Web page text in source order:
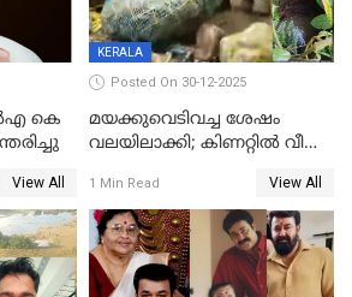
View All
KERALA
Posted On 30-12-2025
മയക്കുവെടിവച്ച ശേഷം
വലയിലാക്കി; കിണറ്റിൽ വീണ
1 Min Read View All